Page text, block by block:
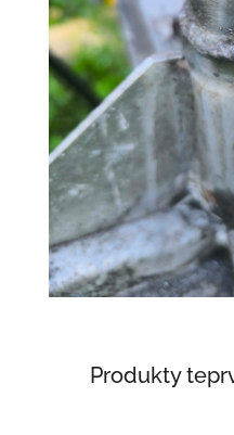
Produkty